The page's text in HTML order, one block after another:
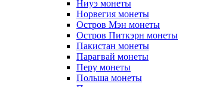
Ниуэ монеты
Норвегия монеты
Остров Мэн монеты
Остров Питкэрн монеты
Пакистан монеты
Парагвай монеты
Перу монеты
Польша монеты